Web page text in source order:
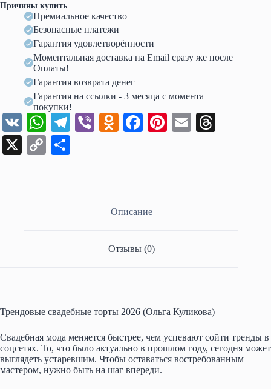
Причины купить
Премиальное качество
Безопасные платежи
Гарантия удовлетворённости
Моментальная доставка на Email сразу же после
Оплаты!
Гарантия возврата денег
Гарантия на ссылки - 3 месяца с момента
покупки!
V
K
W
ha
ts
Te Vi O
ni
Fa Pi E
X
C
Описание
Отзывы (0)
Трендовые свадебные торты 2026 (Ольга Куликова)
Свадебная мода меняется быстрее, чем успевают сойти тренды в
соцсетях. То, что было актуально в прошлом году, сегодня может
выглядеть устаревшим. Чтобы оставаться востребованным
мастером, нужно быть на шаг впереди.